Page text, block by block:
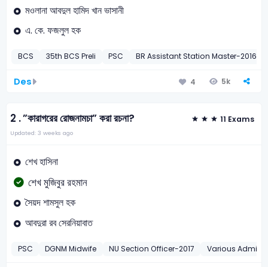
মওলানা আবদুল হামিদ খান ভাসানী
এ. কে. ফজলুল হক
BCS 35th BCS Preli PSC BR Assistant Station Master-2016
Des 4 5k
2 .”কারাগরের রোজনামচা” করা রচনা? 11 Exams
Updated: 3 weeks ago
শেখ হাসিনা
শেখ মুজিবুর রহমান
সৈয়দ শামসুল হক
আবদুরা রব সেরনিয়াবাত
PSC DGNM Midwife NU Section Officer-2017 Various